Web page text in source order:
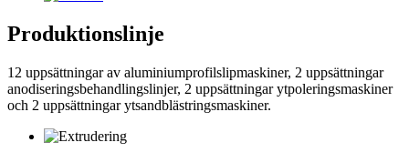
Produktionslinje
12 uppsättningar av aluminiumprofilslipmaskiner, 2 uppsättningar
anodiseringsbehandlingslinjer, 2 uppsättningar ytpoleringsmaskiner
och 2 uppsättningar ytsandblästringsmaskiner.